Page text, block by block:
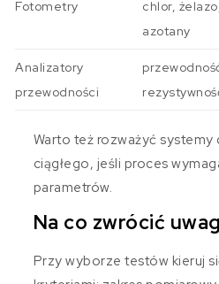
Fotometry
chlor,
azotany
Analizatory
przewodności
Warto też rozważyć
ciągłego, jeśli proces
parametrów.
Na co zwrócić
Przy wyborze testów kieruj